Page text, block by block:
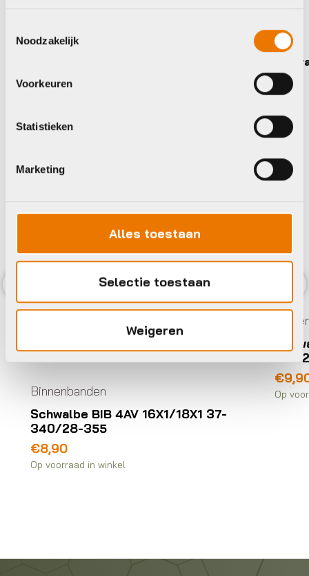
Noodzakelijk
Voorkeuren
Statistieken
Marketing
Alles toestaan
Selectie toestaan
Weigeren
Previous
Binnenbanden
Schwalbe BIB 4AV 16X1/18X1 37-
340/28-355
€8,90
Op voorraad in winkel
18-
€
Op